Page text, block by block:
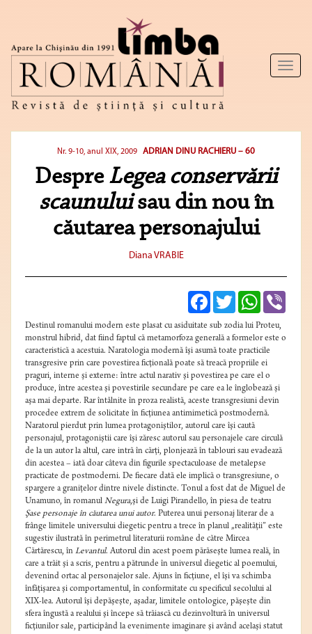
Toggle
Nr. 9-10, anul XIX, 2009 ADRIAN DINU RACHIERU – 60
Despre Legea conservării
scaunuluisau din nou în
căutarea personajului
Diana VRABIE
FacebookTwitterWhatsApp
Destinul romanului modern este plasat cu asiduitate sub zodia lui Proteu,
monstrul hibrid, dat fiind faptul că metamorfoza generală a formelor este o
caracteristică a acestuia. Naratologia modernă îşi asumă toate practicile
transgresive prin care povestirea ficţională poate să treacă propriile ei
praguri, interne şi externe: între actul narativ şi povestirea pe care el o
produce, între acestea şi povestirile secundare pe care ea le înglobează şi
aşa mai departe. Rar întâlnite în proza realistă, aceste transgresiuni devin
procedee extrem de solicitate în ficţiunea antimimetică postmodernă.
Naratorul pierdut prin lumea protagoniştilor, autorul care îşi caută
personajul, protagoniştii care îşi zăresc autorul sau personajele care circulă
de la un autor la altul, care intră în cărţi, plonjează în tablouri sau evadează
din acestea – iată doar câteva din figurile spectaculoase de metalepse
practicate de postmoderni. De fiecare dată ele implică o transgresiune, o
spargere a graniţelor dintre nivele distincte. Tonul a fost dat de Miguel de
Unamuno, în romanul Negura,şi de Luigi Pirandello, în piesa de teatru
Şase personaje în căutarea unui autor. Puterea unui personaj literar de a
frânge limitele universului diegetic pentru a trece în planul „realităţii” este
sugestiv ilustrată în perimetrul literaturii române de către Mircea
Cărtărescu, în Levantul. Autorul din acest poem părăseşte lumea reală, în
care a trăit şi a scris, pentru a pătrunde în universul diegetic al poemului,
devenind ortac al personajelor sale. Ajuns în ficţiune, el îşi va schimba
înfăţişarea şi comportamentul, în conformitate cu specificul secolului al
XIX-lea. Autorul îşi depăşeşte, aşadar, limitele ontologice, păşeşte din
sfera îngustă a realului şi începe să trăiască cu dezinvoltură în universul
ficţiunilor sale, participând la evenimente imaginare şi având acelaşi statut